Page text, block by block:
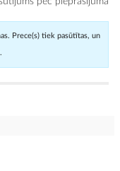
Prece(s) tiek pasūtītas, un